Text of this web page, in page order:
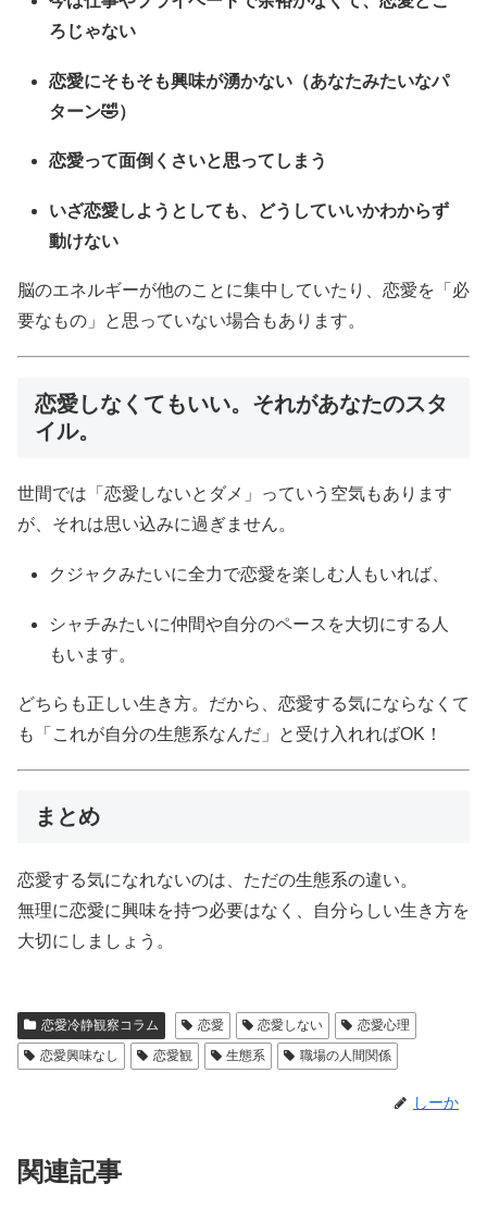
ろじゃない
恋愛にそもそも興味が湧かない（あなたみたいなパ
ターン🤣）
恋愛って面倒くさいと思ってしまう
いざ恋愛しようとしても、どうしていいかわからず
動けない
脳のエネルギーが他のことに集中していたり、恋愛を「必
要なもの」と思っていない場合もあります。
恋愛しなくてもいい。それがあなたのスタ
イル。
世間では「恋愛しないとダメ」っていう空気もあります
が、それは思い込みに過ぎません。
クジャクみたいに全力で恋愛を楽しむ人もいれば、
シャチみたいに仲間や自分のペースを大切にする人
もいます。
どちらも正しい生き方。だから、恋愛する気にならなくて
も「これが自分の生態系なんだ」と受け入れればOK！
まとめ
恋愛する気になれないのは、ただの生態系の違い。
無理に恋愛に興味を持つ必要はなく、自分らしい生き方を
大切にしましょう。
恋愛冷静観察コラム 恋愛 恋愛しない
恋愛心理
恋愛興味なし
恋愛観 生態系 職場の人間関係
しーか
関連記事